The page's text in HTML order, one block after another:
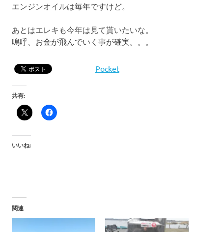
エンジンオイルは毎年ですけど。
あとはエレキも今年は見て貰いたいな。
嗚呼、お金が飛んでいく事が確実。。。
Pocket
共有:
いいね:
関連